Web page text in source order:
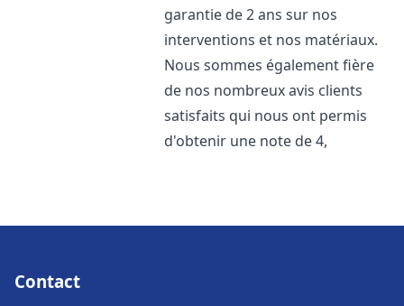
garantie de 2 ans sur nos
interventions et nos matériaux.
Nous sommes également fière
de nos nombreux avis clients
satisfaits qui nous ont permis
d'obtenir une note de 4,
Contact